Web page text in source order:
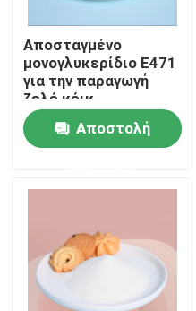
Γύρος εργοστασίων
Ποιοτικός έλεγχος
Επικοινωνήστε μαζί μας
Ειδήσεις
Ζητήστε ένα απόσπασμα
Αποσταγμένο
μονογλυκερίδιο E471
για την παραγωγή
ζελέ κέικ
Αποστολή